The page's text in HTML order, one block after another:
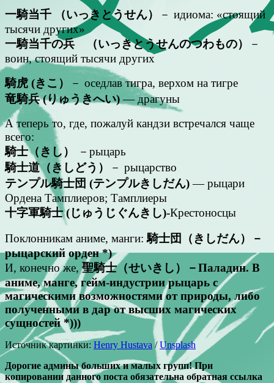
一騎当千 （いっきとうせん）
－ идиома: «стоящий
тысячи других»
一騎当千の兵 （いっきとうせんのつわもの）
－
воин, стоящий тысячи других
騎虎 (きこ）
－ оседлав тигра, верхом на тигре
竜騎兵 (りゅうきへい) — драгуны
А теперь то, где, пожалуй кандзи встречался чаще
всего:
騎士（きし）
－рыцарь
騎士道（きしどう）
－ рыцарство
テンプル騎士団 (テンプルきしだん)— рыцари
Ордена Тамплиеров; Тамплиеры
十字軍騎士 (じゅうじぐんきし)-Крестоносцы
Поклонникам аниме, манги:騎士団（きしだん）－
рыцарский орден *)
И, конечно же,聖騎士（せいきし）－Паладин. В
аниме, манге, гейм-индустрии рыцарь с
магическими возможностями от природы, либо
полученными в дар от высших магических
сущностей *)))
Источник картинки: Henry Hustava /Unsplash
Дорогие админы больших и малых групп! При
копировании данного поста обязательна обратная ссылка